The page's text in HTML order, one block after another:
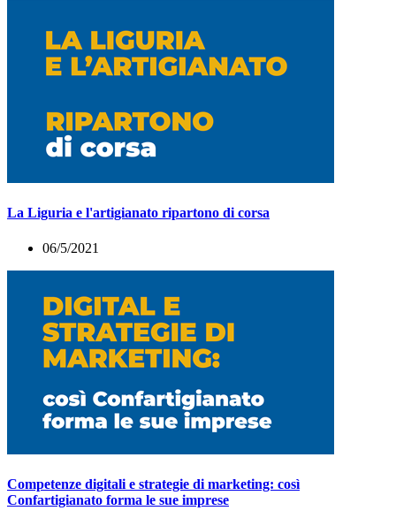
La Liguria e l'artigianato ripartono di corsa
06/5/2021
Competenze digitali e strategie di marketing: così
Confartigianato forma le sue imprese